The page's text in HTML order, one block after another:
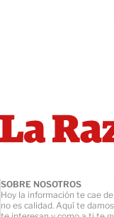
SOBRE NOSOTROS
Hoy la información te cae
no es calidad. Aquí te